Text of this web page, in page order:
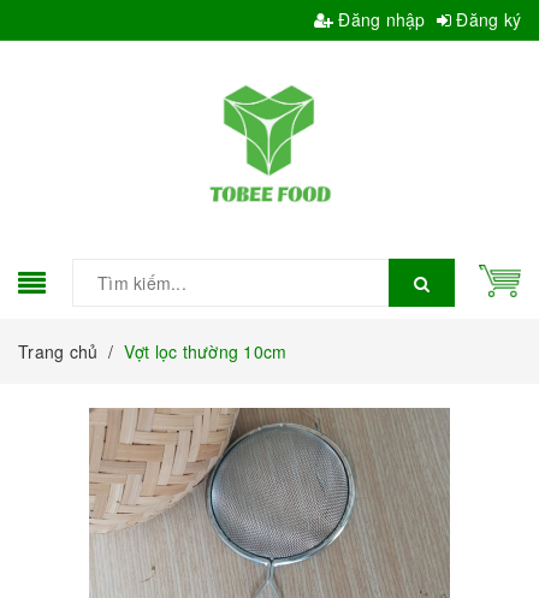
Đăng nhập Đăng ký
Trang chủ / Vợt lọc thường 10cm